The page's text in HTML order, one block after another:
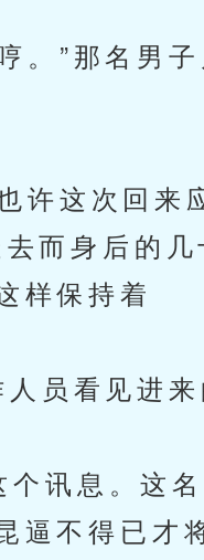
”那名男子
这次回来
而身后的
样保持着
员看见进来
讯息。这
不得已才